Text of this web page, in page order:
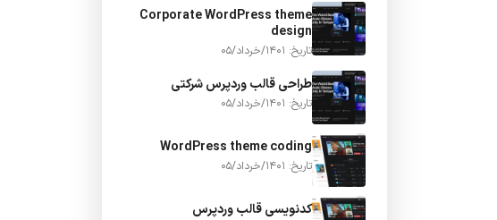
Corporate WordPress theme
design
تاریخ: 1401/خرداد/05
طراحی قالب وردپرس شرکتی
تاریخ: 1401/خرداد/05
WordPress theme coding
تاریخ: 1401/خرداد/05
کدنویسی قالب وردپرس